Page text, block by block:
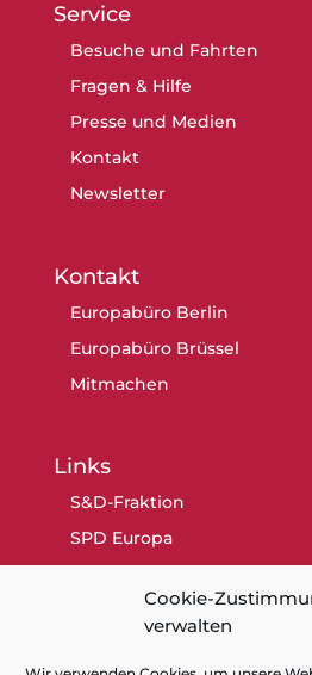
Cookie-
verwalten
Service
Besuche und Fahrten
Fragen & Hilfe
Presse und Medien
Kontakt
Newsletter
Kontakt
Europabüro Berlin
Europabüro Brüssel
Mitmachen
Links
S&D-Fraktion
SPD Europa